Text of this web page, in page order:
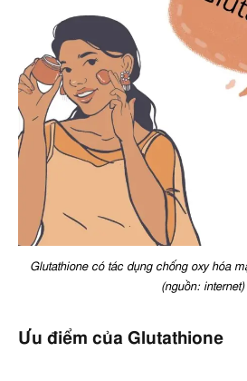
Glutathione có tác dụng chống oxy hóa
(nguồn: internet)
Ưu điểm của Glutathione